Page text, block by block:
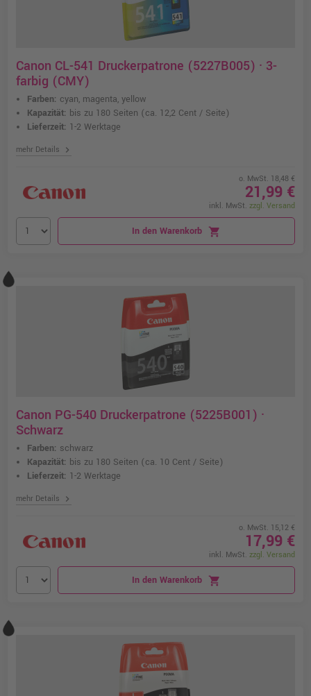
Canon CL-541 Druckerpatrone (5227B005) · 3-
farbig (CMY)
Farben: cyan, magenta, yellow
Kapazität: bis zu 180 Seiten (ca. 12,2 Cent / Seite)
Lieferzeit: 1-2 Werktage
mehr Details chevron_right
o. MwSt. 18,48 €
21,99 €
inkl. MwSt. zzgl. Versand
In den Warenkorb shopping_cart
Canon PG-540 Druckerpatrone (5225B001) ·
Schwarz
Farben: schwarz
Kapazität: bis zu 180 Seiten (ca. 10 Cent / Seite)
Lieferzeit: 1-2 Werktage
mehr Details chevron_right
o. MwSt. 15,12 €
17,99 €
inkl. MwSt. zzgl. Versand
In den Warenkorb shopping_cart